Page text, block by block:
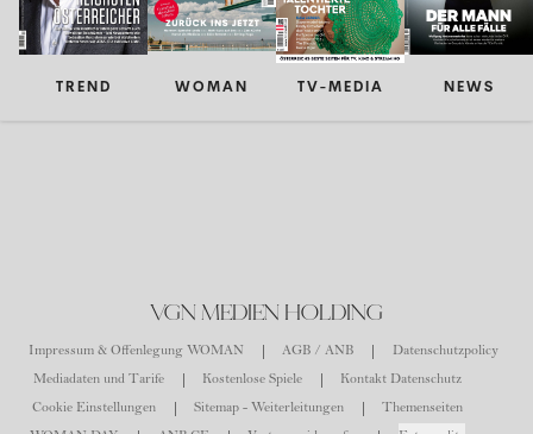
TREND WOMAN TV-MEDIA NEWS
VGN MEDIEN HOLDING
Impressum & Offenlegung WOMAN AGB / ANB
Datenschutzpolicy
Mediadaten und Tarife
Kostenlose Spiele
Kontakt Datenschutz
Cookie Einstellungen
Sitemap - Weiterleitungen
Themenseiten